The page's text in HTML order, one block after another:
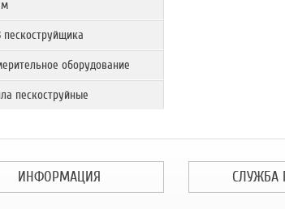
оборудование
пескоструйные
ИНФОРМАЦИЯ СЛУЖБА